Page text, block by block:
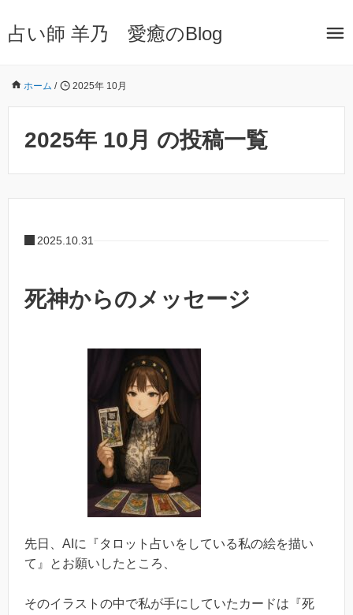
占い師 羊乃 愛癒のBlog
ホーム / 2025年 10月
2025年 10月 の投稿一覧
2025.10.31
死神からのメッセージ
先日、AIに『タロット占いをしている私の絵を描い
て』とお願いしたところ、
そのイラストの中で私が手にしていたカードは『死